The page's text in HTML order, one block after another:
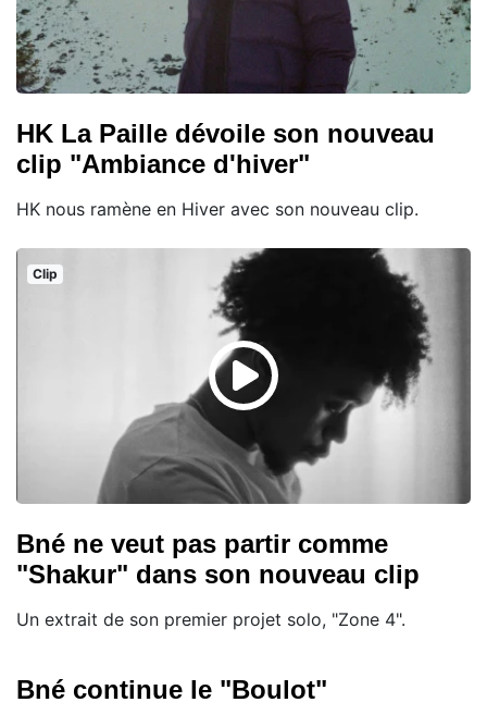
HK La Paille dévoile son nouveau
clip "Ambiance d'hiver"
HK nous ramène en Hiver avec son nouveau clip.
Clip
Bné ne veut pas partir comme
"Shakur" dans son nouveau clip
Un extrait de son premier projet solo, "Zone 4".
Bné continue le "Boulot"